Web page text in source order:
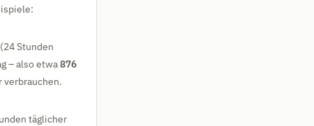
Stunden
– also etwa876
verbrauchen.
täglicher